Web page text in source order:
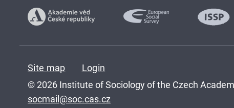
Site map
Login
© 2026 Institute of Sociology of the Czech
socmail@soc.cas.cz